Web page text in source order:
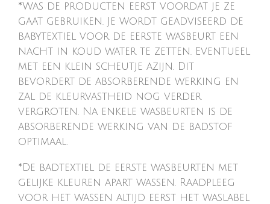
*Was de producten eerst voordat je ze
gaat gebruiken. Je wordt geadviseerd de
babytextiel voor de eerste wasbeurt een
nacht in koud water te zetten. Eventueel
met een klein scheutje azijn. Dit
bevordert de absorberende werking en
zal de kleurvastheid nog verder
vergroten. Na enkele wasbeurten is de
absorberende werking van de badstof
optimaal.
*De badtextiel de eerste wasbeurten met
gelijke kleuren apart wassen. Raadpleeg
voor het wassen altijd eerst het waslabel